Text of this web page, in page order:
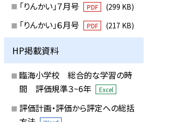
「りんかい」７月号 PDF (299 KB)
「りんかい」６月号 PDF (217 KB)
HP掲載資料
臨海小学校 総合的な学習の時
間 評価規準３~6年
Excel
評価計画・評価から評定への総括